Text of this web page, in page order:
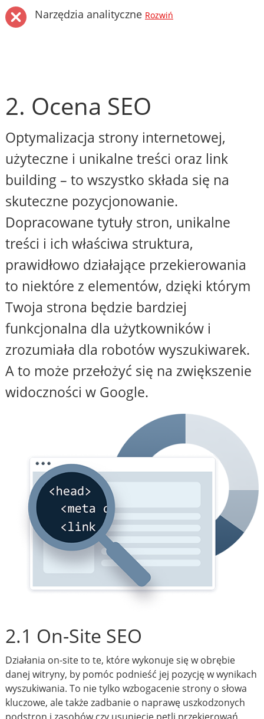
Narzędzia analityczne Rozwiń
2. Ocena SEO
Optymalizacja strony internetowej,
użyteczne i unikalne treści oraz link
building – to wszystko składa się na
skuteczne pozycjonowanie.
Dopracowane tytuły stron, unikalne
treści i ich właściwa struktura,
prawidłowo działające przekierowania
to niektóre z elementów, dzięki którym
Twoja strona będzie bardziej
funkcjonalna dla użytkowników i
zrozumiała dla robotów wyszukiwarek.
A to może przełożyć się na zwiększenie
widoczności w Google.
2.1 On-Site SEO
Działania on-site to te, które wykonuje się w obrębie
danej witryny, by pomóc podnieść jej pozycję w wynikach
wyszukiwania. To nie tylko wzbogacenie strony o słowa
kluczowe, ale także zadbanie o naprawę uszkodzonych
podstron i zasobów czy usunięcie pętli przekierowań.